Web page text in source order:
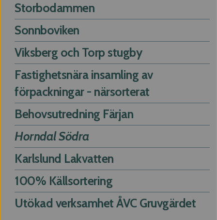
Storbodammen
Sonnboviken
Viksberg och Torp stugby
Fastighetsnära insamling av
förpackningar - närsorterat
Behovsutredning Färjan
Horndal Södra
Karlslund Lakvatten
100% Källsortering
Utökad verksamhet ÅVC Gruvgärdet